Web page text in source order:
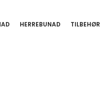
HERREBUNAD TILBEHØR